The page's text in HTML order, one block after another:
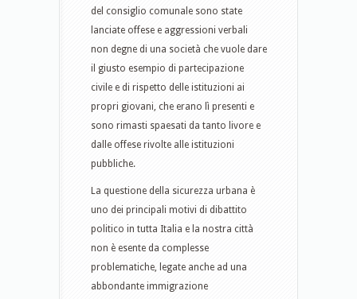
del consiglio comunale sono state
lanciate offese e aggressioni verbali
non degne ​di ​una società che vuole dare
il giusto esempio di partecipazione
civile e di rispetto delle istituzioni ai
propri giovani​, che erano lì presenti e
sono rimasti spaesati da tanto livore e
dalle offese rivolte alle istituzioni
pubbliche.
La questione della sicurezza urbana è
uno dei principali motivi di dibattito
politico in tutta Italia e la nostra città
non è esente da complesse
problematiche, legate anche ad una
abbondante immigrazione